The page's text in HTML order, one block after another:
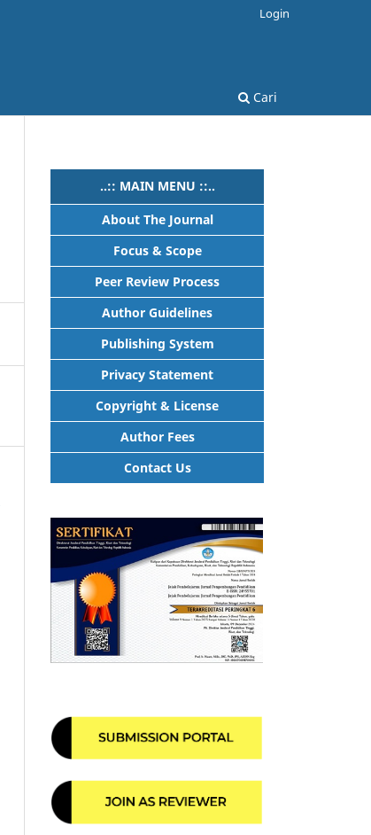
Cari
Login
..:: MAIN MENU ::..
About The Journal
Focus & Scope
Peer Review Process
Author Guidelines
Publishing System
Privacy Statement
Copyright & License
Author Fees
Contact Us